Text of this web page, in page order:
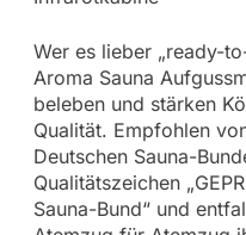
Wer es lieber „ready-
Aroma Sauna
beleben und stärken
Qualität. Empfohlen
Deutschen Sauna-
Qualitätszeichen
Sauna-Bund“ und